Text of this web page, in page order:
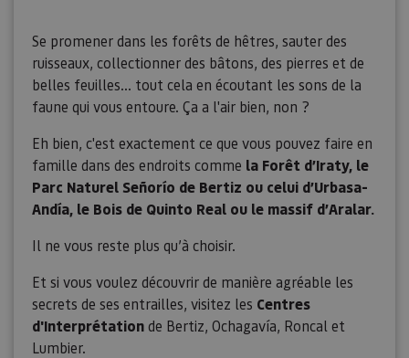
Se promener dans les forêts de hêtres, sauter des
ruisseaux, collectionner des bâtons, des pierres et de
belles feuilles... tout cela en écoutant les sons de la
faune qui vous entoure. Ça a l'air bien, non ?
Eh bien, c'est exactement ce que vous pouvez faire en
famille dans des endroits comme la Forêt d’Iraty, le
Parc Naturel Señorío de Bertiz ou celui d’Urbasa-
Andía, le Bois de Quinto Real ou le massif d’Aralar.
Il ne vous reste plus qu’à choisir.
Et si vous voulez découvrir de manière agréable les
secrets de ses entrailles, visitez les Centres
d'Interprétationde Bertiz, Ochagavía, Roncal et
Lumbier.